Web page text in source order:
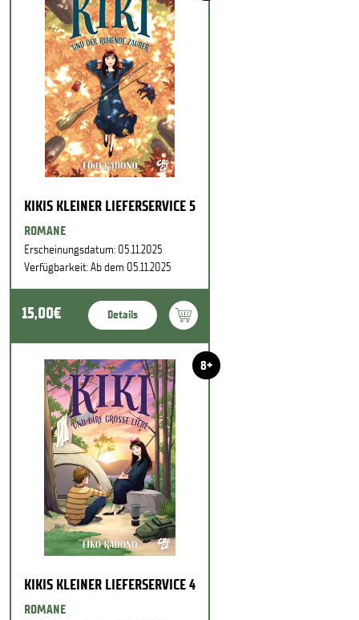
KIKIS KLEINER LIEFERSERVICE 5
ROMANE
Erscheinungsdatum: 05.11.2025
Verfügbarkeit: Ab dem 05.11.2025
15,00€ Details
8+
KIKIS KLEINER LIEFERSERVICE 4
ROMANE